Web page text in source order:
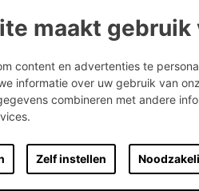
maakt gebruik
content en advertenties te
informatie over uw gebruik van
combineren met andere
Zelf instellen